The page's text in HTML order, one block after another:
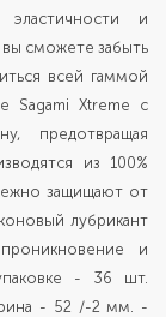
и
сможете забыть
всей гаммой
Sagami Xtreme с
предотвращая
из 100%
защищают от
лубрикант
и
- 36 шт.
- 52 /-2 мм. -